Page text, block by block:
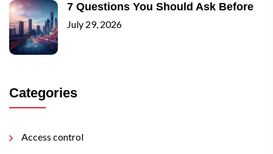
7 Questions You Should Ask Before
July 29, 2026
Categories
Access control